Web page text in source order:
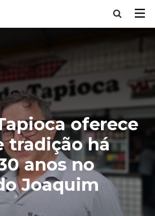
oferece
tradição há
anos no
Joaquim